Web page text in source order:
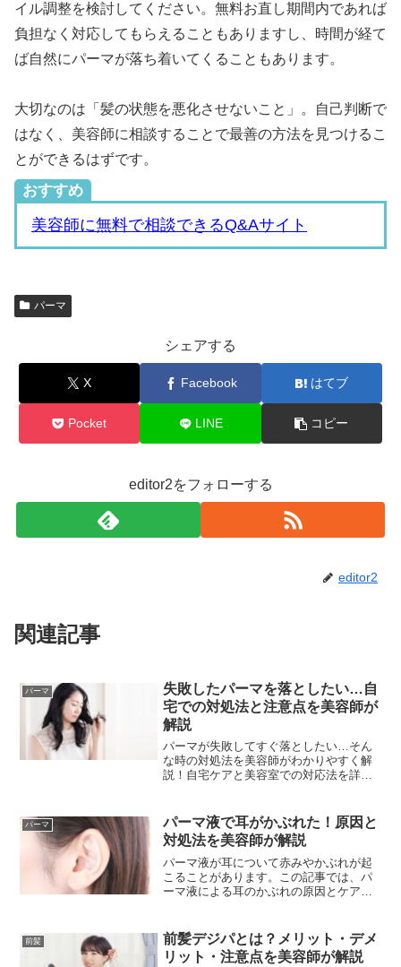
イル調整を検討してください。無料お直し期間内であれば
負担なく対応してもらえることもありますし、時間が経て
ば自然にパーマが落ち着いてくることもあります。
大切なのは「髪の状態を悪化させないこと」。自己判断で
はなく、美容師に相談することで最善の方法を見つけるこ
とができるはずです。
おすすめ
美容師に無料で相談できるQ&Aサイト
パーマ
シェアする
X Facebook はてブ
Pocket LINE コピー
editor2をフォローする
editor2
関連記事
パーマ
失敗したパーマを落としたい…自
宅での対処法と注意点を美容師が
解説
パーマが失敗してすぐ落としたい…そん
な時の対処法を美容師がわかりやすく解
説！自宅ケアと美容室での対応法を詳し
パーマ
パーマ液で耳がかぶれた！原因と
対処法を美容師が解説
パーマ液が耳について赤みやかぶれが起
こることがあります。この記事では、パ
ーマ液による耳のかぶれの原因とケア方
法もご紹介します。正しいケアで快適に
パーマを楽しみましょう。
前髪
前髪デジパとは？メリット・デメ
リット・注意点を美容師が解説